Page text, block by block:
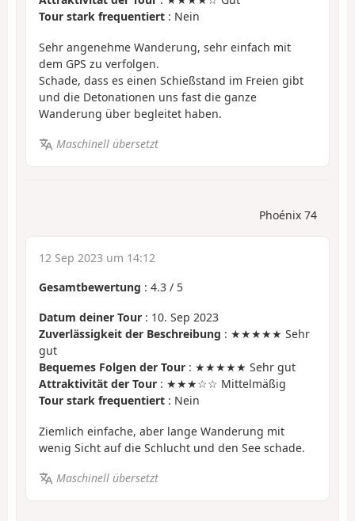
Tour stark frequentiert : Nein
Sehr angenehme Wanderung, sehr einfach mit
dem GPS zu verfolgen.
Schade, dass es einen Schießstand im Freien gibt
und die Detonationen uns fast die ganze
Wanderung über begleitet haben.
Maschinell übersetzt
Phoénix 74
12 Sep 2023 um 14:12
Gesamtbewertung : 4.3 / 5
Datum deiner Tour : 10. Sep 2023
Zuverlässigkeit der Beschreibung : ★★★★★ Sehr
gut
Bequemes Folgen der Tour : ★★★★★ Sehr gut
Attraktivität der Tour : ★★★☆☆ Mittelmäßig
Tour stark frequentiert : Nein
Ziemlich einfache, aber lange Wanderung mit
wenig Sicht auf die Schlucht und den See schade.
Maschinell übersetzt